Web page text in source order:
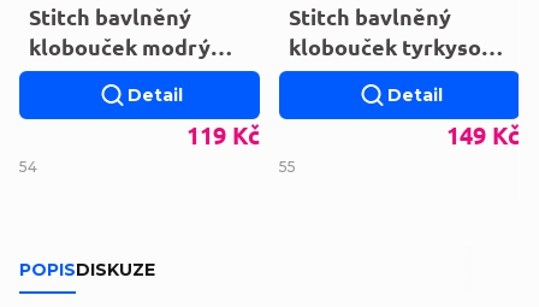
Stitch bavlněný
klobouček modrý
LIL36-0408
119 Kč
Detail
54
Stitch bavlněný
klobouček tyrkysový
LIL24-0336
149 Kč
Detail
55
POPISDISKUZE